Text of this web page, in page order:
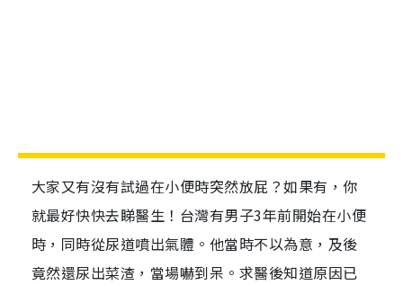
大家又有沒有試過在小便時突然放屁？如果有，你
就最好快快去睇醫生！台灣有男子3年前開始在小便
時，同時從尿道噴出氣體。他當時不以為意，及後
竟然還尿出菜渣，當場嚇到呆。求醫後知道原因已